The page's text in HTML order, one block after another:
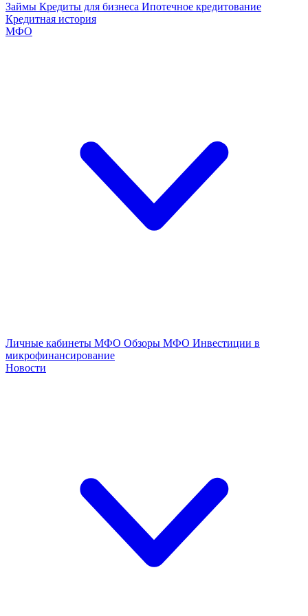
Займы Кредиты для бизнеса Ипотечное кредитование
Кредитная история
МФО
Личные кабинеты МФО Обзоры МФО Инвестиции в
микрофинансирование
Новости